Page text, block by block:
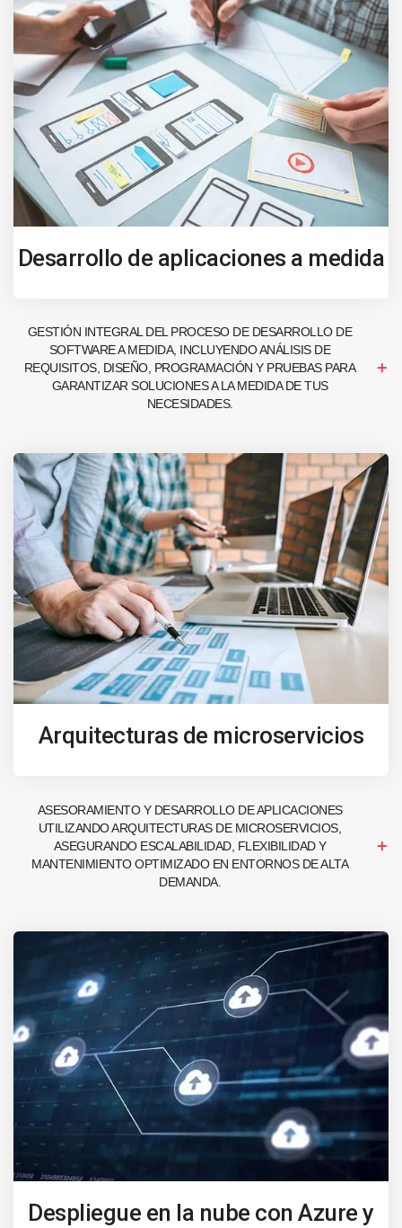
Desarrollo de aplicaciones a medida
GESTIÓN INTEGRAL DEL PROCESO DE DESARROLLO DE
SOFTWARE A MEDIDA, INCLUYENDO ANÁLISIS DE
REQUISITOS, DISEÑO, PROGRAMACIÓN Y PRUEBAS PARA
GARANTIZAR SOLUCIONES A LA MEDIDA DE TUS
NECESIDADES.
Arquitecturas de microservicios
ASESORAMIENTO Y DESARROLLO DE APLICACIONES
UTILIZANDO ARQUITECTURAS DE MICROSERVICIOS,
ASEGURANDO ESCALABILIDAD, FLEXIBILIDAD Y
MANTENIMIENTO OPTIMIZADO EN ENTORNOS DE ALTA
DEMANDA.
Despliegue en la nube con Azure y